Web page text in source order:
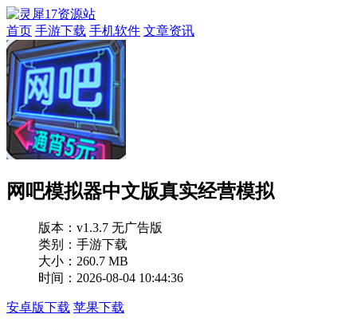
首页 手游下载 手机软件 文章资讯
网吧模拟器中文版真实经营模拟
版本： v1.3.7 无广告版
类别：手游下载
大小：260.7 MB
时间：2026-08-04 10:44:36
安卓版下载 苹果下载